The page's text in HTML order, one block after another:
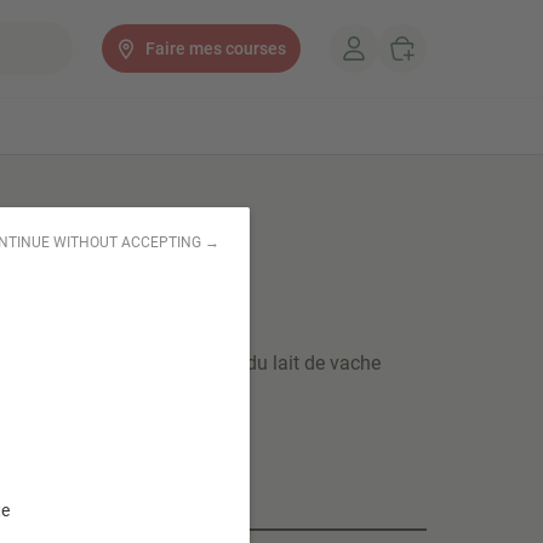
WITHOUT ACCEPTING →
Faire mes courses
et fondant est fabriqué avec du lait de vache